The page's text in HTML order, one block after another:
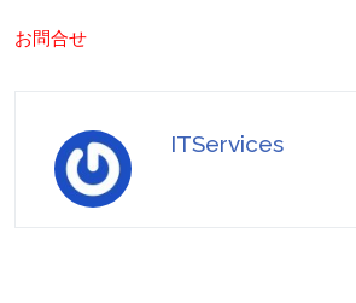
お問合せ
ITServices